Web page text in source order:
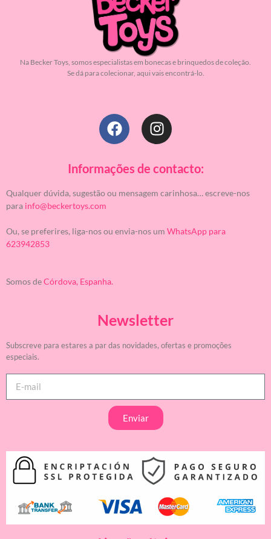
Na Becker Toys, somos especialistas em bonecas e brinquedos de coleção.
Se dá para colecionar, aqui vais encontrá-lo.
Informações de contacto:
Qualquer dúvida, sugestão ou mensagem carinhosa… escreve-nos
para info@beckertoys.com
Ou, se preferires, liga-nos ou envia-nos um WhatsApp para
623942853
Somos deCórdova, Espanha.
Newsletter
Subscreve para estares a par das novidades, ofertas e promoções
especiais.
Enviar